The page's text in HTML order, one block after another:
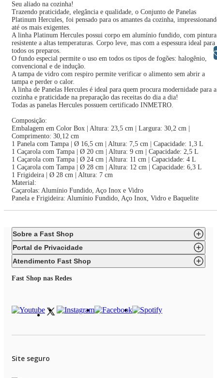
Seu aliado na cozinha!
Trazendo praticidade, elegância e qualidade, o Conjunto de Panelas
Platinum Hercules, foi pensado para os amantes da cozinha,
até os mais exigentes.
A linha Platinum Hercules possui corpo em alumínio fundido, com pintura
resistente a altas temperaturas. Corpo leve, mas com a espessura ideal para
todos os preparos.
O fundo especial permite o uso em todos os tipos de fogões: halogênio,
convencional e de indução.
A tampa de vidro com respiro permite verificar o alimento sem abrir a
tampa e perder o calor.
A linha de Panelas Hercules é ideal para quem procura modernidade para a
cozinha e praticidade na preparação das receitas do dia a dia!
Todas as panelas Hercules possuem certificado INMETRO.
Composição:
Embalagem em Color Box | Altura: 23,5 cm | Largura: 30,2 cm |
Comprimento: 30,12 cm
1 Panela com Tampa | Ø 16,5 cm | Altura: 7,5 cm | Capacidade: 1,3 L
1 Caçarola com Tampa | Ø 20 cm | Altura: 9 cm | Capacidade: 2,5 L
1 Caçarola com Tampa | Ø 24 cm | Altura: 11 cm | Capacidade: 4 L
1 Caçarola com Tampa | Ø 28 cm | Altura: 12 cm | Capacidade: 6,3 L
1 Frigideira | Ø 28 cm | Altura: 7 cm
Material:
Caçarolas: Alumínio Fundido, Aço Inox e Vidro
Panela e Frigideira: Alumínio Fundido, Aço Inox, Vidro e Baquelite
Sobre a Fast Shop
Portal de Privacidade
Atendimento Fast Shop
Fast Shop nas Redes
Site seguro